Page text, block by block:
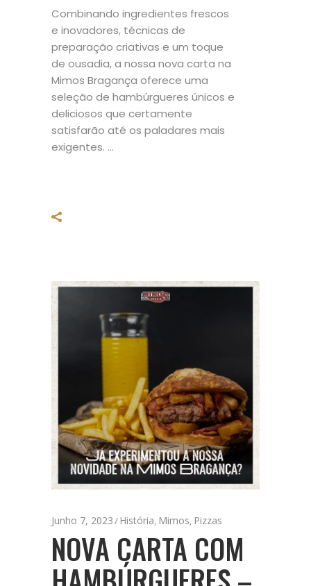
Combinando ingredientes frescos
e inovadores, técnicas de
preparação criativas e um toque
de ousadia, a nossa nova carta na
Mimos Bragança oferece uma
seleção de hambúrgueres únicos e
deliciosos que certamente
satisfarão até os paladares mais
exigentes.
Junho 7, 2023 História, Mimos, Pizzas
NOVA CARTA COM